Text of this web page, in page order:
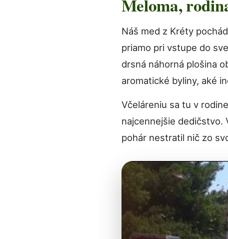
Meloma,
Náš med z Kréty
priamo pri vstupe do
drsná náhorná plošina
aromatické byliny, aké
Včeláreniu sa tu v
najcennejšie dedičstvo.
pohár nestratil nič zo